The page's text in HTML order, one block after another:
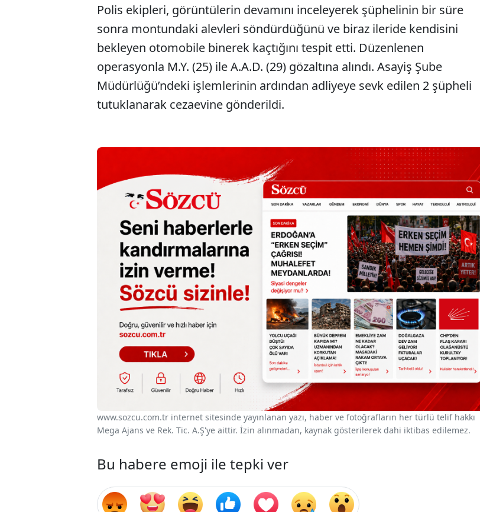
Polis ekipleri, görüntülerin devamını inceleyerek şüphelinin bir süre
sonra montundaki alevleri söndürdüğünü ve biraz ileride kendisini
bekleyen otomobile binerek kaçtığını tespit etti. Düzenlenen
operasyonla M.Y. (25) ile A.A.D. (29) gözaltına alındı. Asayiş Şube
Müdürlüğü’ndeki işlemlerinin ardından adliyeye sevk edilen 2 şüpheli
tutuklanarak cezaevine gönderildi.
www.sozcu.com.tr internet sitesinde yayınlanan yazı, haber ve fotoğrafların her türlü telif hakkı
Mega Ajans ve Rek. Tic. A.Ş'ye aittir. İzin alınmadan, kaynak gösterilerek dahi iktibas edilemez.
Bu habere emoji ile tepki ver